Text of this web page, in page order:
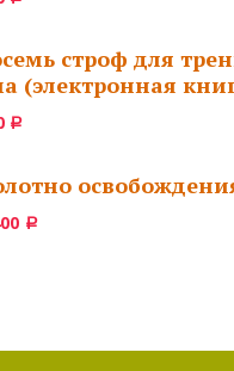
строф для
(электронная
Р
Р